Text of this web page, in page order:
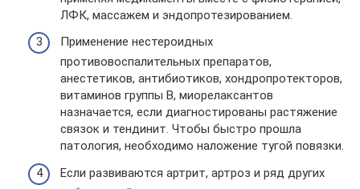
ЛФК, массажем и эндопротезированием.
Применение нестероидных
противовоспалительных препаратов,
анестетиков, антибиотиков, хондропротекторов,
витаминов группы В, миорелаксантов
назначается, если диагностированы растяжение
связок и тендинит. Чтобы быстро прошла
патология, необходимо наложение тугой повязки.
Если развиваются артрит, артроз и ряд других